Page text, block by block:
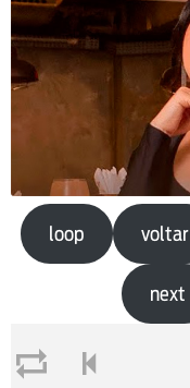
loop voltar
next